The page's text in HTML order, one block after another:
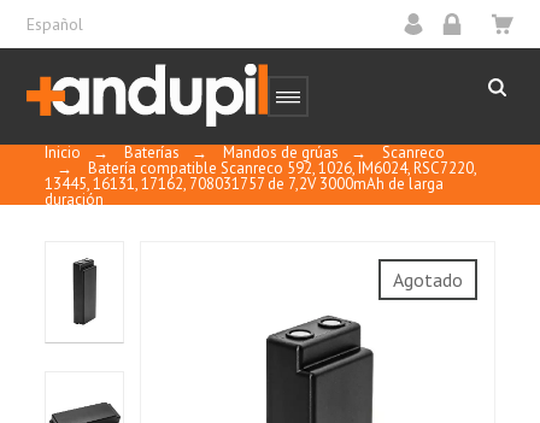
Español
Inicio → Baterías → Mandos de grúas → Scanreco
→ Batería compatible Scanreco 592, 1026, IM6024, RSC7220,
13445, 16131, 17162, 708031757 de 7,2V 3000mAh de larga
duración
Agotado
9
Basado en 2 reseñas